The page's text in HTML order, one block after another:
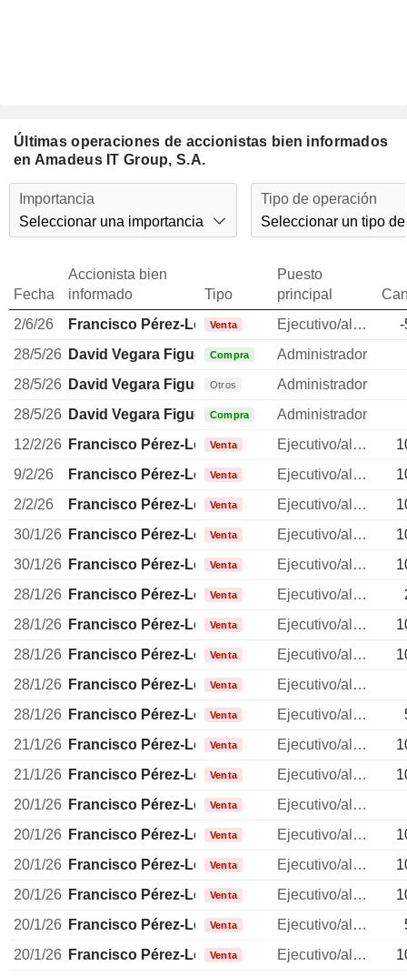
Últimas operaciones de accionistas bien informados
en Amadeus IT Group, S.A.
Importancia
Seleccionar una importancia
Tipo de operación
Seleccionar un tipo
Fecha
Accionista bien
informado
Tipo
Puesto
principal
2/6/26
Francisco Pérez-Lozao Rüter
Venta Ejecutivo/alto directivo
-
28/5/26 David Vegara FiguerasCompra
Administrador
28/5/26 David Vegara FiguerasOtros
Administrador
28/5/26 David Vegara FiguerasCompra
Administrador
12/2/26 Francisco Pérez-Lozao Rüter
Venta Ejecutivo/alto directivo
9/2/26
Francisco Pérez-Lozao Rüter
Venta Ejecutivo/alto directivo
2/2/26
Francisco Pérez-Lozao Rüter
Venta Ejecutivo/alto directivo
30/1/26 Francisco Pérez-Lozao Rüter
Venta Ejecutivo/alto directivo
30/1/26 Francisco Pérez-Lozao Rüter
Venta Ejecutivo/alto directivo
28/1/26 Francisco Pérez-Lozao Rüter
Venta Ejecutivo/alto directivo
28/1/26 Francisco Pérez-Lozao Rüter
Venta Ejecutivo/alto directivo
28/1/26 Francisco Pérez-Lozao Rüter
Venta Ejecutivo/alto directivo
28/1/26 Francisco Pérez-Lozao Rüter
Venta
Ejecutivo/alto directivo
28/1/26 Francisco Pérez-Lozao Rüter
Venta Ejecutivo/alto directivo
21/1/26 Francisco Pérez-Lozao Rüter
Venta Ejecutivo/alto directivo
21/1/26 Francisco Pérez-Lozao Rüter
Venta Ejecutivo/alto directivo
20/1/26 Francisco Pérez-Lozao Rüter
Venta
Ejecutivo/alto directivo
20/1/26 Francisco Pérez-Lozao Rüter
Venta Ejecutivo/alto directivo
20/1/26 Francisco Pérez-Lozao Rüter
Venta Ejecutivo/alto directivo
20/1/26 Francisco Pérez-Lozao Rüter
Venta Ejecutivo/alto directivo
20/1/26 Francisco Pérez-Lozao Rüter
Venta Ejecutivo/alto directivo
20/1/26 Francisco Pérez-Lozao Rüter
Venta Ejecutivo/alto directivo